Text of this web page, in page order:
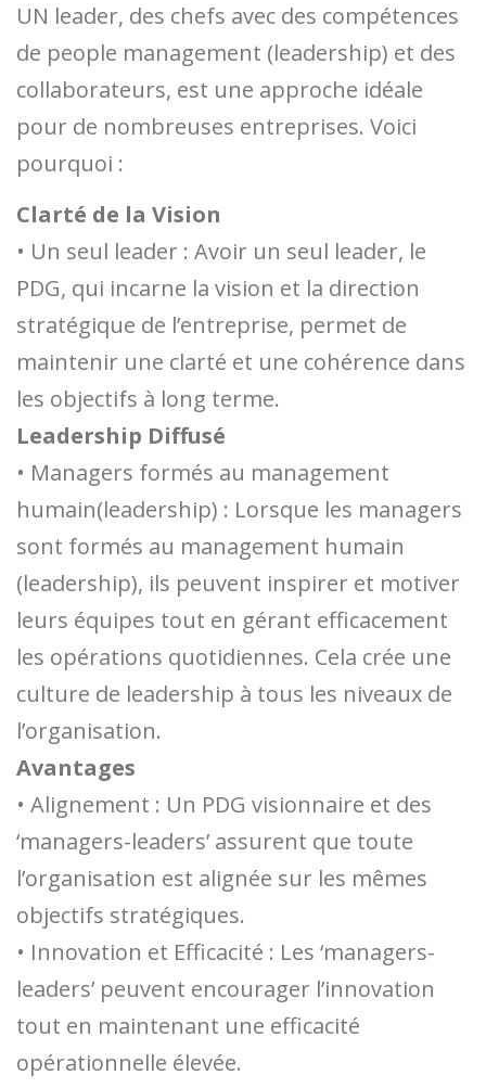
UN leader, des chefs avec des compétences
de people management (leadership) et des
collaborateurs, est une approche idéale
pour de nombreuses entreprises. Voici
pourquoi :
Clarté de la Vision
• Un seul leader : Avoir un seul leader, le
PDG, qui incarne la vision et la direction
stratégique de l’entreprise, permet de
maintenir une clarté et une cohérence dans
les objectifs à long terme.
Leadership Diffusé
• Managers formés au management
humain(leadership) : Lorsque les managers
sont formés au management humain
(leadership), ils peuvent inspirer et motiver
leurs équipes tout en gérant efficacement
les opérations quotidiennes. Cela crée une
culture de leadership à tous les niveaux de
l’organisation.
Avantages
• Alignement : Un PDG visionnaire et des
‘managers-leaders’ assurent que toute
l’organisation est alignée sur les mêmes
objectifs stratégiques.
• Innovation et Efficacité : Les ‘managers-
leaders’ peuvent encourager l’innovation
tout en maintenant une efficacité
opérationnelle élevée.